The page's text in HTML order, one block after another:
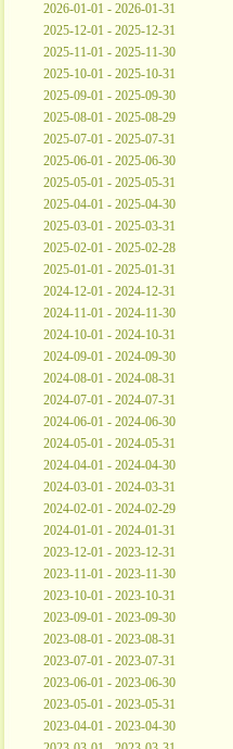
2026-01-01 - 2026-01-31
2025-12-01 - 2025-12-31
2025-11-01 - 2025-11-30
2025-10-01 - 2025-10-31
2025-09-01 - 2025-09-30
2025-08-01 - 2025-08-29
2025-07-01 - 2025-07-31
2025-06-01 - 2025-06-30
2025-05-01 - 2025-05-31
2025-04-01 - 2025-04-30
2025-03-01 - 2025-03-31
2025-02-01 - 2025-02-28
2025-01-01 - 2025-01-31
2024-12-01 - 2024-12-31
2024-11-01 - 2024-11-30
2024-10-01 - 2024-10-31
2024-09-01 - 2024-09-30
2024-08-01 - 2024-08-31
2024-07-01 - 2024-07-31
2024-06-01 - 2024-06-30
2024-05-01 - 2024-05-31
2024-04-01 - 2024-04-30
2024-03-01 - 2024-03-31
2024-02-01 - 2024-02-29
2024-01-01 - 2024-01-31
2023-12-01 - 2023-12-31
2023-11-01 - 2023-11-30
2023-10-01 - 2023-10-31
2023-09-01 - 2023-09-30
2023-08-01 - 2023-08-31
2023-07-01 - 2023-07-31
2023-06-01 - 2023-06-30
2023-05-01 - 2023-05-31
2023-04-01 - 2023-04-30